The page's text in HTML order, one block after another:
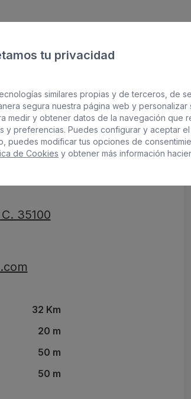
& SPA
35100
32 Km
20 m
50 m
50 m
tu privacidad
similares propias y de terceros, de
segura nuestra página web y personalizar
medir y obtener datos de la navegación que
y preferencias. Puedes configurar y aceptar
puedes modificar tus opciones de
de Cookies y obtener más información